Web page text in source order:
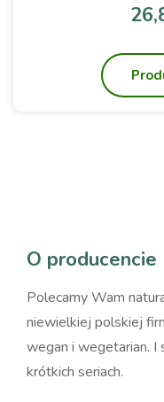
O producencie
Polecamy Wam
niewielkiej polskiej
wegan i wegetarian. I
krótkich seriach.